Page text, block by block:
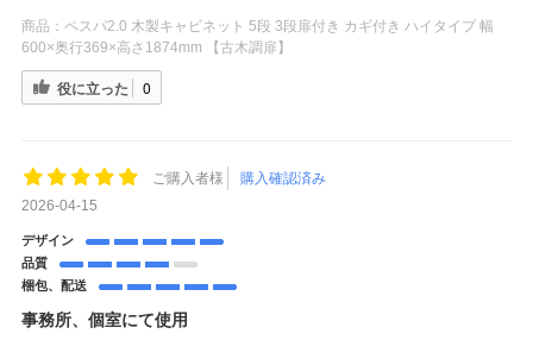
商品： ペスパ2.0 木製キャビネット 5段 3段扉付き カギ付き ハイタイプ 幅
600×奥行369×高さ1874mm 【古木調扉】
役に立った 0
ご購入者様
購入確認済み
2026-04-15
デザイン
品質
梱包、配送
事務所、個室にて使用